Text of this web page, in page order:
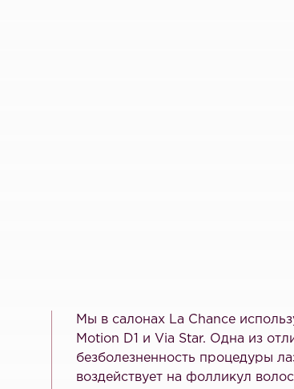
Мы в салонах La Chance
Motion D1 и Via Star. Одна из
безболезненность процедуры
воздействует на фолликул